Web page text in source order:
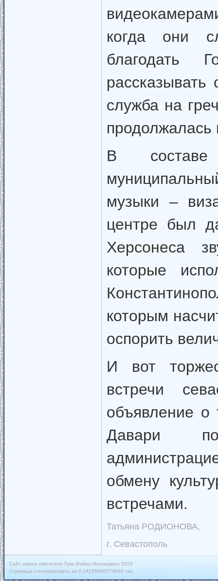
когда они
благодать
служба на
продолжалась
В составе
музыки –
центре был
Херсонеса
которые
которым
оспорить
И вот
встречи
объявление
Давари
обмену
встречами.
Татьяна РОДИОНОВА,
г. Севастополь
Сайт имени святителя Луки Войно-Ясенецкого 2026
Страница сгенерирована за 0.14255690574646 сек.